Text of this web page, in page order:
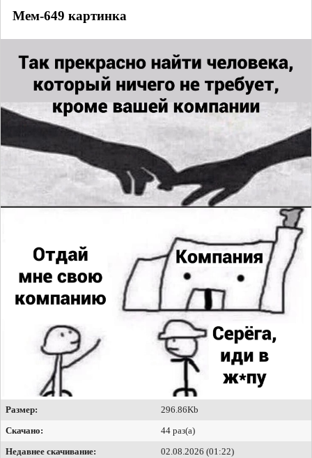
Мем-649 картинка
Размер:
296.86Kb
Скачано:
44 раз(а)
Недавнее скачивание:
02.08.2026 (01:22)